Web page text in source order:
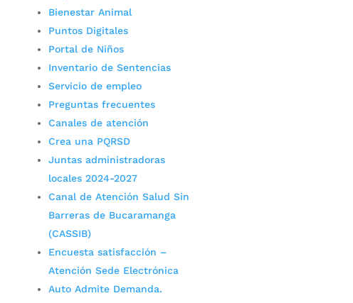
Bienestar Animal
Puntos Digitales
Portal de Niños
Inventario de Sentencias
Servicio de empleo
Preguntas frecuentes
Canales de atención
Crea una PQRSD
Juntas administradoras
locales 2024-2027
Canal de Atención Salud Sin
Barreras de Bucaramanga
(CASSIB)
Encuesta satisfacción –
Atención Sede Electrónica
Auto Admite Demanda.